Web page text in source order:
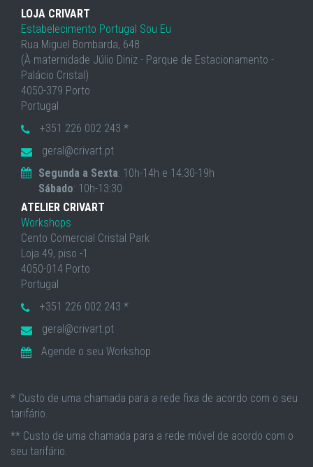
LOJA CRIVART
Estabelecimento Portugal Sou Eu
Rua Miguel Bombarda, 648
(À maternidade Júlio Diniz - Parque de Estacionamento -
Palácio Cristal)
4050-379 Porto
Portugal
+351 226 002 243 *
geral@crivart.pt
Segunda a Sexta: 10h-14h e 14:30-19h
Sábado: 10h-13:30
ATELIER CRIVART
Workshops
Cento Comercial Cristal Park
Loja 49, piso -1
4050-014 Porto
Portugal
+351 226 002 243 *
geral@crivart.pt
Agende o seu Workshop
* Custo de uma chamada para a rede fixa de acordo com o seu
tarifário.
** Custo de uma chamada para a rede móvel de acordo com o
seu tarifário.